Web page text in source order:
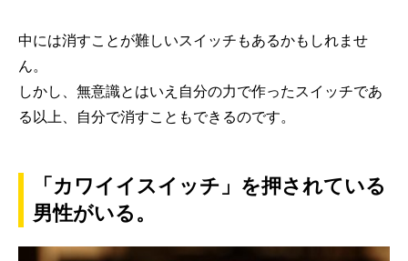
中には消すことが難しいスイッチもあるかもしれませ
ん。
しかし、無意識とはいえ自分の力で作ったスイッチであ
る以上、自分で消すこともできるのです。
「カワイイスイッチ」を押されている
男性がいる。